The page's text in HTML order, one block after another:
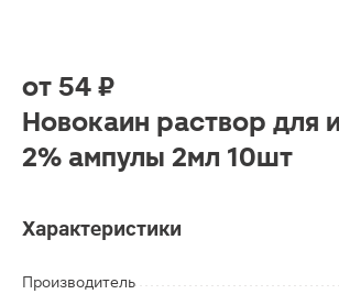
от 54 ₽
Новокаин раствор для
2% ампулы 2мл 10шт
Характеристики
Производитель